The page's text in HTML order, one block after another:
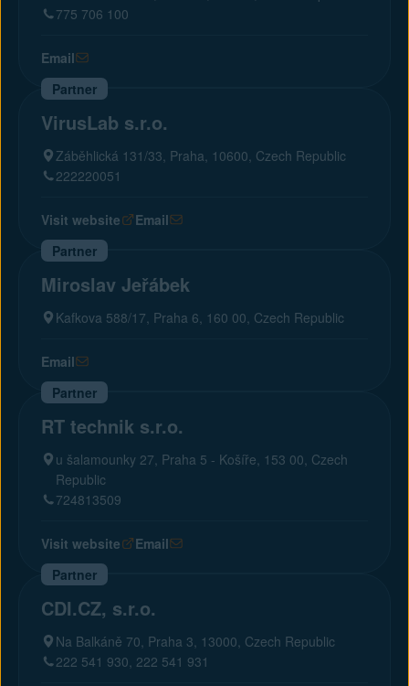
775 706 100
Email
Partner
VirusLab s.r.o.
Záběhlická 131/33, Praha, 10600, Czech Republic
222220051
Visit website
Email
Partner
Miroslav Jeřábek
Kafkova 588/17, Praha 6, 160 00, Czech Republic
Email
Partner
RT technik s.r.o.
u šalamounky 27, Praha 5 - Košíře, 153 00, Czech
Republic
724813509
Visit website
Email
Partner
CDI.CZ, s.r.o.
Na Balkáně 70, Praha 3, 13000, Czech Republic
222 541 930, 222 541 931